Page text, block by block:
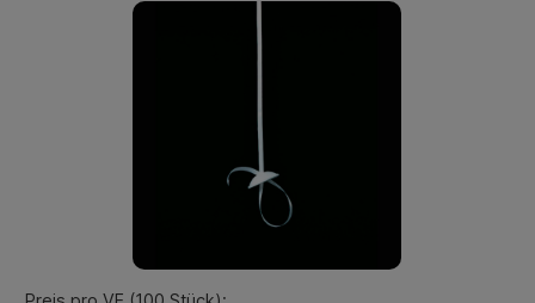
Bildergalerie überspringen